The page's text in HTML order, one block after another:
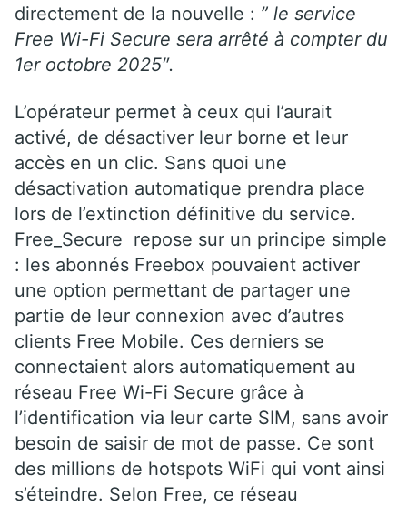
directement de la nouvelle : ” le service
Free Wi-Fi Secure sera arrêté à compter du
1er octobre 2025″.
L’opérateur permet à ceux qui l’aurait
activé, de désactiver leur borne et leur
accès en un clic. Sans quoi une
désactivation automatique prendra place
lors de l’extinction définitive du service.
Free_Secure repose sur un principe simple
: les abonnés Freebox pouvaient activer
une option permettant de partager une
partie de leur connexion avec d’autres
clients Free Mobile. Ces derniers se
connectaient alors automatiquement au
réseau Free Wi-Fi Secure grâce à
l’identification via leur carte SIM, sans avoir
besoin de saisir de mot de passe. Ce sont
des millions de hotspots WiFi qui vont ainsi
s’éteindre. Selon Free, ce réseau